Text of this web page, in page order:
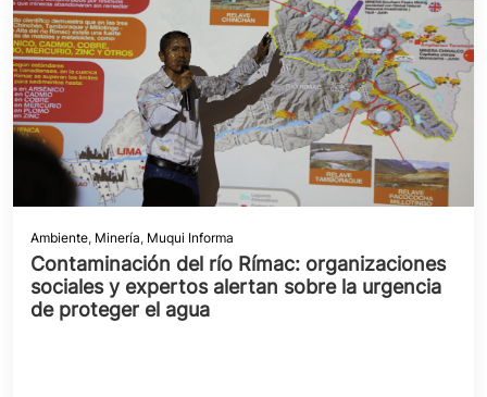
Ambiente, Minería, Muqui Informa
Contaminación del río Rímac: organizaciones
sociales y expertos alertan sobre la urgencia
de proteger el agua